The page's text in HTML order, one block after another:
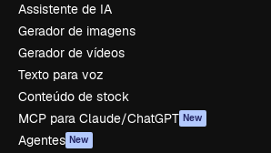
Assistente de IA
Gerador de imagens
Gerador de vídeos
Texto para voz
Conteúdo de stock
MCP para Claude/ChatGPT New
Agentes New